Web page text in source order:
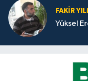
FAKİR
Yüksel